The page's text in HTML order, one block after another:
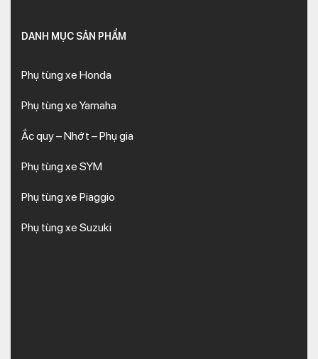
DANH MỤC SẢN PHẨM
Phụ tùng xe Honda
Phụ tùng xe Yamaha
Ắc quy – Nhớt – Phụ gia
Phụ tùng xe SYM
Phụ tùng xe Piaggio
Phụ tùng xe Suzuki